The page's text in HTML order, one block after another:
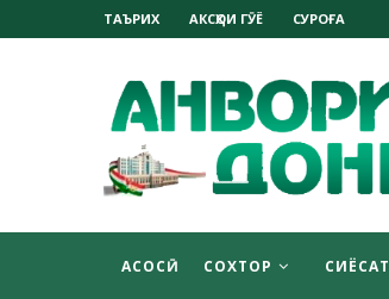
ТАЪРИХ АКСҲОИ ГӮЁ СУРОҒА
АСОСӢ СОХТОР СИЁСАТ